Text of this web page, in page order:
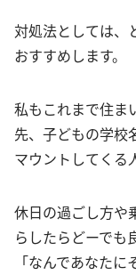
対処法としては、
おすすめします。
私もこれまで住ま
先、子どもの学校
マウントしてくる
休日の過ごし方や
らしたらどーでも
「なんであなた